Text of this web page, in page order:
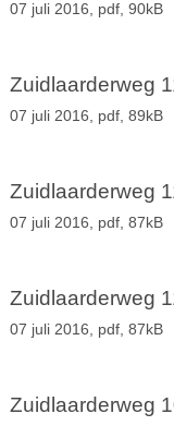
07 juli 2016, pdf, 90kB
Zuidlaarderweg
07 juli 2016, pdf, 89kB
Zuidlaarderweg
07 juli 2016, pdf, 87kB
Zuidlaarderweg
07 juli 2016, pdf, 87kB
Zuidlaarderweg